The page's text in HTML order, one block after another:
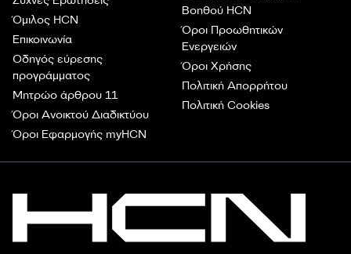
Όμιλος HCN
Επικοινωνία
Οδηγός εύρεσης
προγράμματος
Μητρώο άρθρου 11
Όροι Ανοικτού Διαδικτύου
Όροι Εφαρμογής myHCN
Βοηθού HCN
Όροι Προωθητικών
Ενεργειών
Όροι Χρήσης
Πολιτική Απορρήτου
Πολιτική Cookies